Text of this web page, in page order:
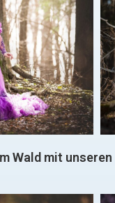
Wald mit